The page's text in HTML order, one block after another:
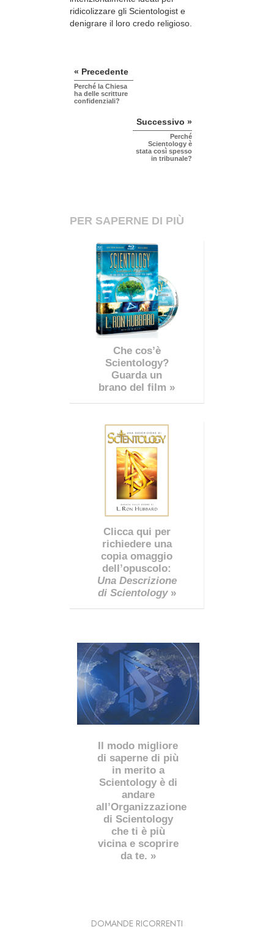
ridicolizzare gli Scientologist e
denigrare il loro credo religioso.
« Precedente
Perché la Chiesa
ha delle scritture
confidenziali?
Successivo »
Perché
Scientology è
stata così spesso
in tribunale?
PER SAPERNE DI PIÙ
Che cos’è
Scientology?
Guarda un
brano del film »
Clicca qui per
richiedere una
copia omaggio
dell’opuscolo:
Una Descrizione
di Scientology»
Il modo migliore
di saperne di più
in merito a
Scientology è di
andare
all’Organizzazione
di Scientology
che ti è più
vicina e scoprire
da te. »
DOMANDE RICORRENTI